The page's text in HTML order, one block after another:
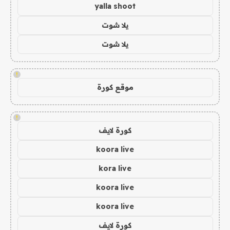
yalla shoot
يلا شوت
يلا شوت
!
موقع كورة
!
كورة لايف
koora live
kora live
koora live
koora live
كورة لايف